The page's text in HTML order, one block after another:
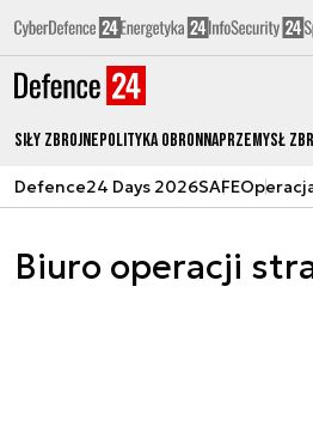
Siły zbrojnePolityka obronnaPrzemysł
Defence24 Days 2026SAFE
Biuro operacji